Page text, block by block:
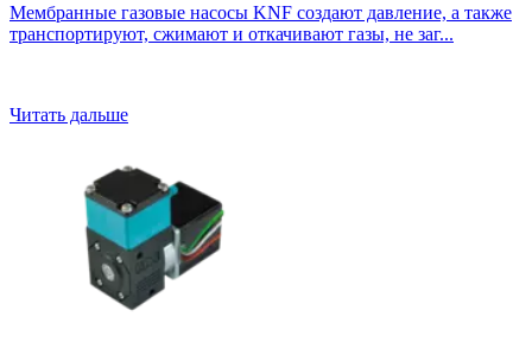
Мембранные газовые насосы KNF создают давление, а также
транспортируют, сжимают и откачивают газы, не заг...
Читать дальше